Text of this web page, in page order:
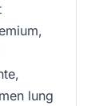
lung